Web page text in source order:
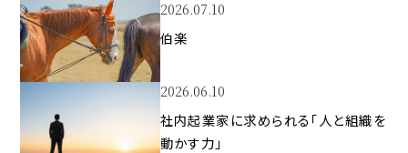
2026.07.10
伯楽
2026.06.10
社内起業家に求められる「人と組織を
動かす力」